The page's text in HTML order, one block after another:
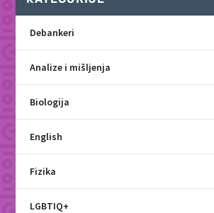
Debankeri
Analize i mišljenja
Biologija
English
Fizika
LGBTIQ+